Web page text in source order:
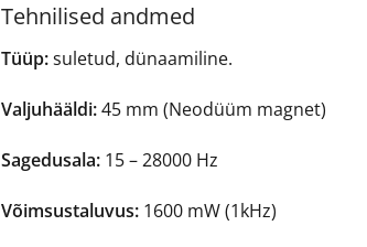
Tehnilised andmed
Tüüp:suletud, dünaamiline.
Valjuhääldi:45 mm (Neodüüm magnet)
Sagedusala:15 – 28000 Hz
Võimsustaluvus:1600 mW (1kHz)